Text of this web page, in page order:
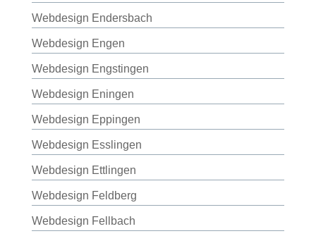
Webdesign Endersbach
Webdesign Engen
Webdesign Engstingen
Webdesign Eningen
Webdesign Eppingen
Webdesign Esslingen
Webdesign Ettlingen
Webdesign Feldberg
Webdesign Fellbach